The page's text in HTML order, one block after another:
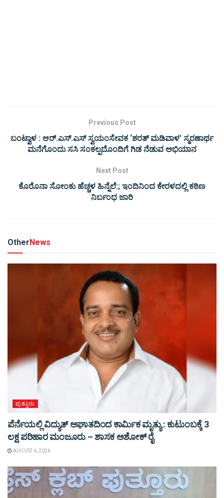
Previous Post
ಬಂಟ್ವಾಳ : ಆರ್.ಎಸ್.ಎಸ್ ಸ್ವಯಂಸೇವಕ ‘ಶರತ್ ಮಡಿವಾಳ’ ಸ್ಮರಣಾರ್ಥ
ಮನೆಗೊಂದು ಸಸಿ ಸಂಕಲ್ಪದೊಂದಿಗೆ ಗಿಡ ನೆಡುವ ಅಭಿಯಾನ
Next Post
ಕೊರೊನಾ ಸೋಂಕು ಹೆಚ್ಚಳ ಹಿನ್ನೆಲೆ:; ಇಂದಿನಿಂದ ಕೇರಳದಲ್ಲಿ ಕಠಿಣ
ನಿರ್ಬಂಧ ಜಾರಿ
OtherNews
ಪುತ್ತೂರು
ಪೆರ್ನೆಯಲ್ಲಿ ವಿದ್ಯುತ್ ಆಘಾತದಿಂದ ಕಾರ್ಮಿಕ ಮೃತ್ಯು : ಕುಟುಂಬಕ್ಕೆ 3
ಲಕ್ಷ ಪರಿಹಾರ ಮಂಜೂರು – ಶಾಸಕ ಅಶೋಕ್ ರೈ
AUGUST 6, 2026